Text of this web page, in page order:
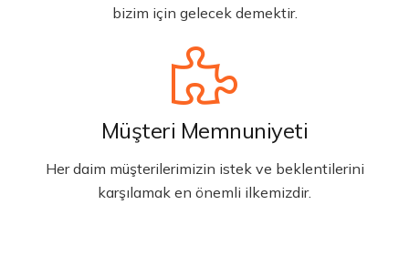
bizim için gelecek demektir.
Müşteri Memnuniyeti
Her daim müşterilerimizin istek ve beklentilerini
karşılamak en önemli ilkemizdir.